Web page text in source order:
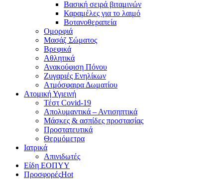
Βασική σειρά βιταμινών
Καραμέλες για το λαιμό
Βοτανοθεραπεία
Ομορφιά
Μασάζ Σώματος
Βρεφικά
Αθλητικά
Ανακούφιση Πόνου
Ζυγαριές Ενηλίκων
Ατμόσφαιρα Δωματίου
Ατομική Υγιεινή
Τέστ Covid-19
Απολυμαντικά – Αντισηπτικά
Μάσκες & ασπίδες προστασίας
Προστατευτικά
Θερμόμετρα
Ιατρικά
Απινιδωτές
Είδη ΕΟΠΥΥ
ΠροσφορέςHot